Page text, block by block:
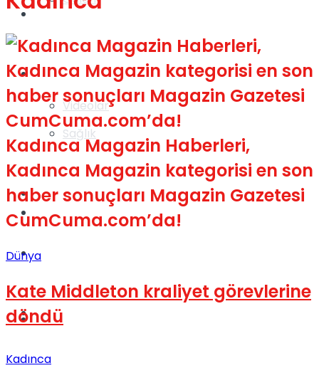
Videolar
Gündem
Yaşam
Gündem
Yaşam
Sağlık
TV
Kadınca
Dünya
Kadınca Magazin Haberleri,
Kadınca Magazin kategorisi en son
haber sonuçları Magazin Gazetesi
CumCuma.com’da!
Dünya
Kate Middleton kraliyet görevlerine
döndü
Kadınca